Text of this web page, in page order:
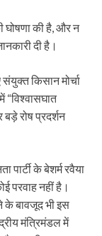
की है, और न
दी है।
किसान मोर्चा
रोष प्रदर्शन
पार्टी के बेशर्म रवैया
परवाह नहीं है।
के बावजूद भी इस
मंत्रिमंडल में